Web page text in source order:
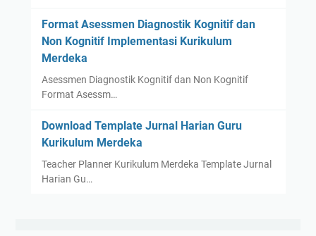
Format Asessmen Diagnostik Kognitif dan
Non Kognitif Implementasi Kurikulum
Merdeka
Asessmen Diagnostik Kognitif dan Non Kognitif
Format Asessm…
Download Template Jurnal Harian Guru
Kurikulum Merdeka
Teacher Planner Kurikulum Merdeka Template Jurnal
Harian Gu…